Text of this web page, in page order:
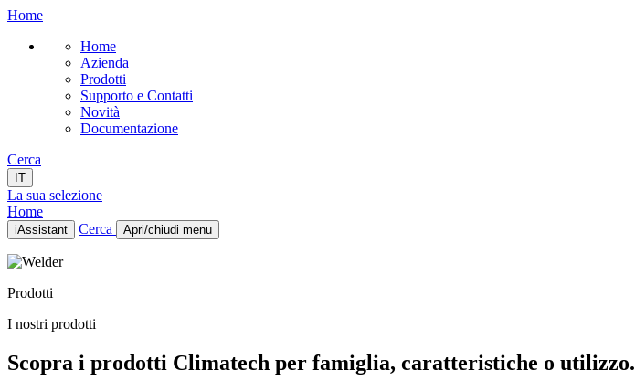
Home
Home
Azienda
Prodotti
Supporto e Contatti
Novità
Documentazione
Cerca
IT
La sua selezione
Home
iAssistant Cerca Apri/chiudi menu
Home
Prodotti
Novità
IT
Prodotti
I nostri prodotti
Scopra i prodotti Climatech per famiglia, caratteristiche o utilizzo.